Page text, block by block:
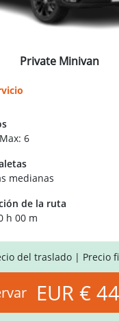
Private Minivan
6
medianas
de la ruta
h 00 m
del traslado | Precio
EUR €